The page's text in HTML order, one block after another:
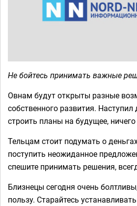
Не бойтесь принимать важные
Овнам будут открыты разные
собственного развития.
строить планы на будущее,
Тельцам стоит подумать о
поступить неожиданное
спешите принимать решения,
Близнецы сегодня очень
пользу. Старайтесь